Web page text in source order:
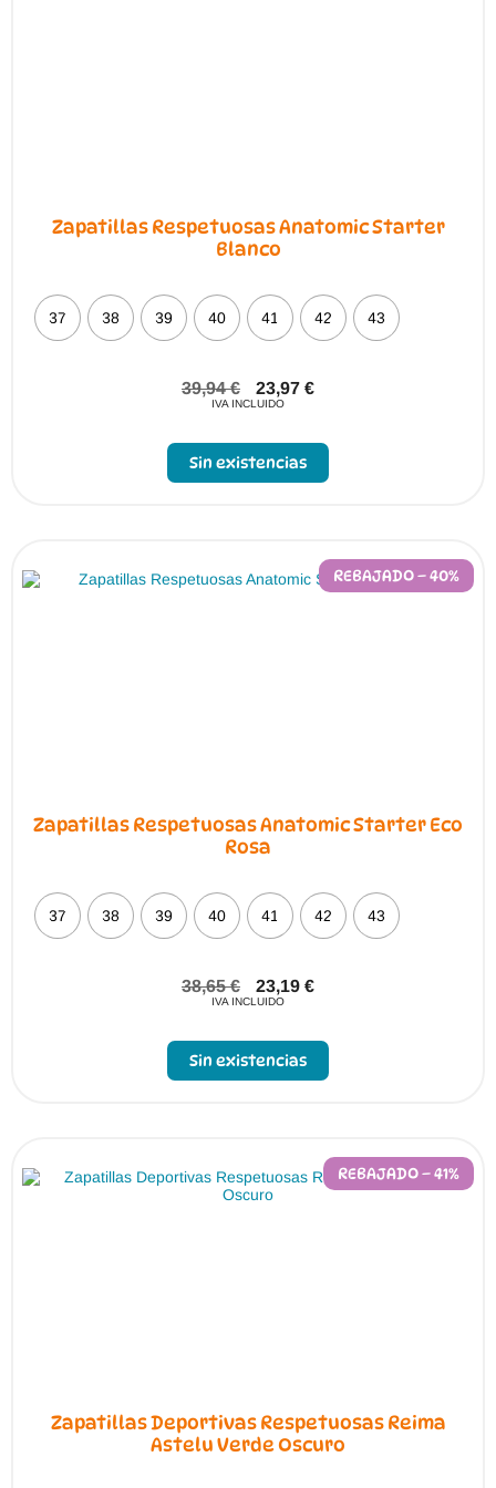
Zapatillas Respetuosas Anatomic Starter
Blanco
37 38 39 40 41 42 43
39,94€ 23,97 €
IVA INCLUIDO
Sin existencias
REBAJADO – 40%
Zapatillas Respetuosas Anatomic Starter Eco
Rosa
37 38 39 40 41 42 43
38,65€ 23,19 €
IVA INCLUIDO
Sin existencias
REBAJADO – 41%
Zapatillas Deportivas Respetuosas Reima
Astelu Verde Oscuro